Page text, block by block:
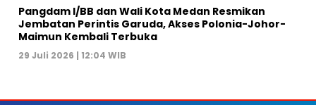
Pangdam I/BB dan Wali Kota Medan Resmikan
Jembatan Perintis Garuda, Akses Polonia-Johor-
Maimun Kembali Terbuka
29 Juli 2026 | 12:04 WIB